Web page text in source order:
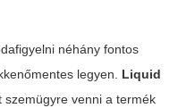
néhány fontos
legyen. Liquid
venni a termék